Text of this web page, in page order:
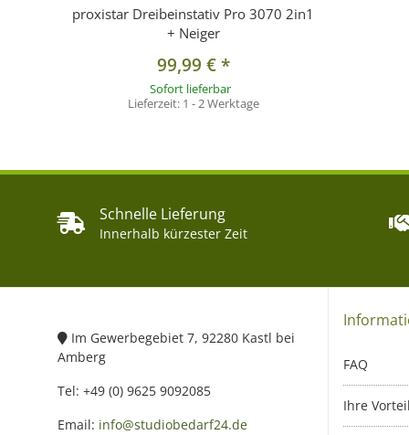
proxistar Dreibeinstativ Pro 3070 2in1
+ Neiger
99,99 €*
Sofort lieferbar
Lieferzeit: 1 - 2 Werktage
Schnelle Lieferung
Innerhalb kürzester Zeit
Im Gewerbegebiet 7, 92280 Kastl bei
Amberg
Tel: +49 (0) 9625 9092085
Email: info@studiobedarf24.de
FAQ
Ihre